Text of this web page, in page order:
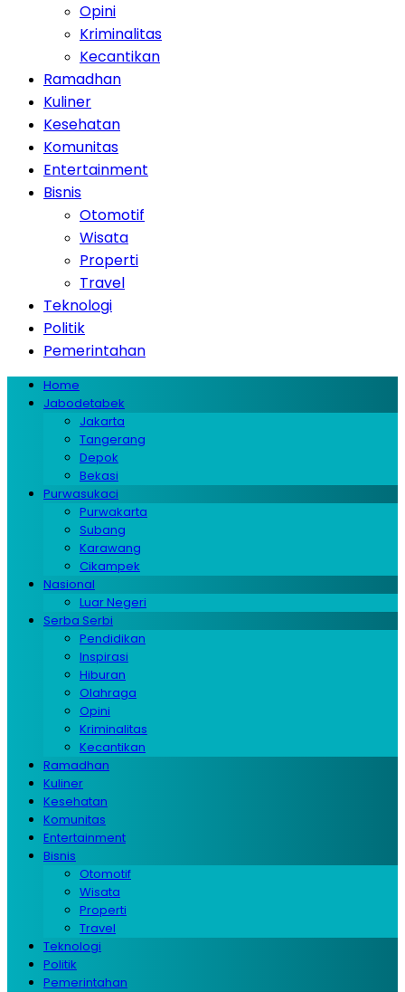
Opini
Kriminalitas
Kecantikan
Ramadhan
Kuliner
Kesehatan
Komunitas
Entertainment
Bisnis
Otomotif
Wisata
Properti
Travel
Teknologi
Politik
Pemerintahan
Home
Jabodetabek
Jakarta
Tangerang
Depok
Bekasi
Purwasukaci
Purwakarta
Subang
Karawang
Cikampek
Nasional
Luar Negeri
Serba Serbi
Pendidikan
Inspirasi
Hiburan
Olahraga
Opini
Kriminalitas
Kecantikan
Ramadhan
Kuliner
Kesehatan
Komunitas
Entertainment
Bisnis
Otomotif
Wisata
Properti
Travel
Teknologi
Politik
Pemerintahan